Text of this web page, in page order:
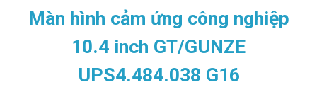
Màn hình cảm ứng công nghiệp
10.4 inch GT/GUNZE
UPS4.484.038 G16